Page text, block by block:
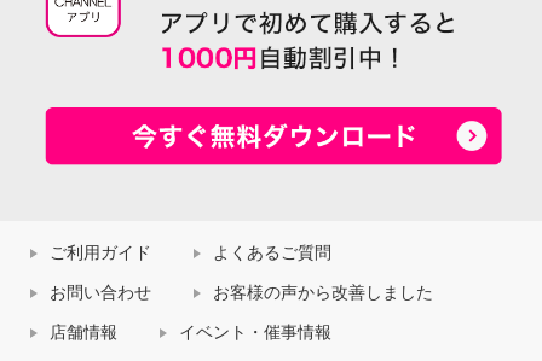
ご利用ガイド よくあるご質問
お問い合わせ お客様の声から改善しました
店舗情報 イベント・催事情報